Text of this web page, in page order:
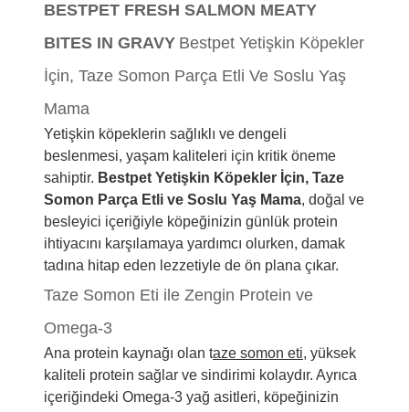
BESTPET FRESH SALMON MEATY
BITES IN GRAVY Bestpet Yetişkin Köpekler
İçin, Taze Somon Parça Etli Ve Soslu Yaş
Mama
Yetişkin köpeklerin sağlıklı ve dengeli
beslenmesi, yaşam kaliteleri için kritik öneme
sahiptir. Bestpet Yetişkin Köpekler İçin, Taze
Somon Parça Etli ve Soslu Yaş Mama, doğal ve
besleyici içeriğiyle köpeğinizin günlük protein
ihtiyacını karşılamaya yardımcı olurken, damak
tadına hitap eden lezzetiyle de ön plana çıkar.
Taze Somon Eti ile Zengin Protein ve
Omega-3
Ana protein kaynağı olan taze somon eti, yüksek
kaliteli protein sağlar ve sindirimi kolaydır. Ayrıca
içeriğindeki Omega-3 yağ asitleri, köpeğinizin